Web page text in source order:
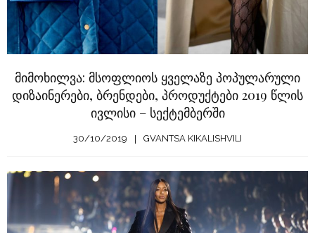
მიმოხილვა: მსოფლიოს ყველაზე პოპულარული
დიზაინერები, ბრენდები, პროდუქტები 2019 წლის
ივლისი – სექტემბერში
30/10/2019 GVANTSA KIKALISHVILI